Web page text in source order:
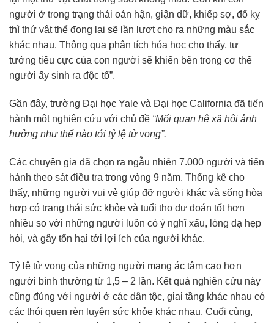
người ở trong trạng thái oán hận, giận dữ, khiếp sợ, đố kỵ
thì thứ vật thể đọng lại sẽ lần lượt cho ra những màu sắc
khác nhau. Thông qua phân tích hóa học cho thấy, tư
tưởng tiêu cực của con người sẽ khiến bên trong cơ thể
người ấy sinh ra độc tố”.
Gần đây, trường Đại học Yale và Đại học California đã tiến
hành một nghiên cứu với chủ đề “Mối quan hệ xã hội ảnh
hưởng như thế nào tới tỷ lệ tử vong”.
Các chuyên gia đã chọn ra ngẫu nhiên 7.000 người và tiến
hành theo sát điều tra trong vòng 9 năm. Thống kê cho
thấy, những người vui vẻ giúp đỡ người khác và sống hòa
hợp có trạng thái sức khỏe và tuổi thọ dự đoán tốt hơn
nhiều so với những người luôn có ý nghĩ xấu, lòng dạ hẹp
hòi, và gây tổn hại tới lợi ích của người khác.
Tỷ lệ tử vong của những người mang ác tâm cao hơn
người bình thường từ 1,5 – 2 lần. Kết quả nghiên cứu này
cũng đúng với người ở các dân tộc, giai tầng khác nhau có
các thói quen rèn luyện sức khỏe khác nhau. Cuối cùng,